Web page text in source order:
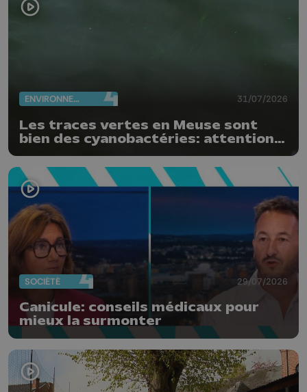
ENVIRONNEMENT 31/07/2026
Les traces vertes en Meuse sont
bien des cyanobactéries: attention
danger !
SOCIÉTÉ 29/07/2026
Canicule: conseils médicaux pour
mieux la surmonter